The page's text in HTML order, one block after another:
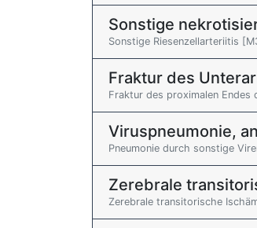
Sonstige
Sonstige Riesenzellarteriitis
Fraktur des
Fraktur des proximalen Endes
Viruspneumonie,
Pneumonie durch sonstige
Zerebrale
Zerebrale transitorische